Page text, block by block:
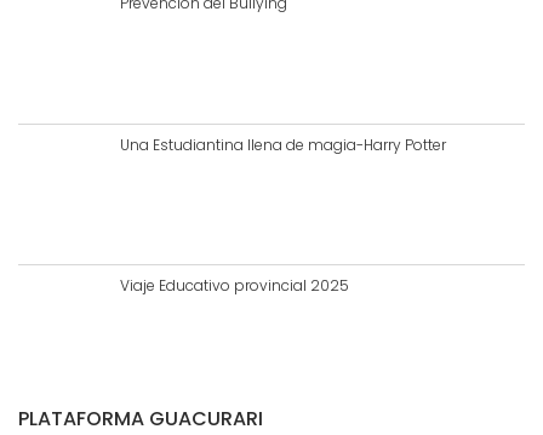
Una Estudiantina llena de magia-Harry Potter
Viaje Educativo provincial 2025
PLATAFORMA GUACURARI